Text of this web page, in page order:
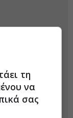
τη
να
σας